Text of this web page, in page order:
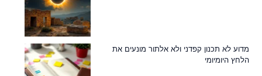
מדוע לא תכנון קפדני ולא אלתור מונעים את
הלחץ היומיומי